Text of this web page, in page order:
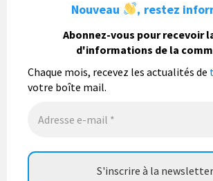
La commune de Thilay souhaite
population mais également les
bulletin municipal annuel en
photo gratuit OUVERT À TOUS.
Vous pouvez envoyer vos photo...Lire la
Nouveau , restez
Abonnez-vous pour recevoir
d'informations de la
Chaque mois, recevez les actualités de
votre boîte mail.